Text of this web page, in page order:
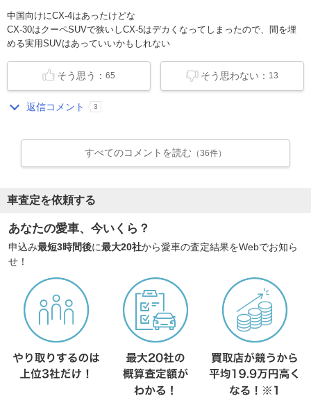
中国向けにCX-4はあったけどな
CX-30はクーペSUVで狭いしCX-5はデカくなってしまったので、間を埋
める実用SUVはあっていいかもしれない
そう思わない： 13
そう思う：65
返信コメント 3
すべてのコメントを読む （36件）
車査定を依頼する
あなたの愛車、今いくら？
申込み最短3時間後に最大20社から愛車の査定結果をWebでお知ら
せ！